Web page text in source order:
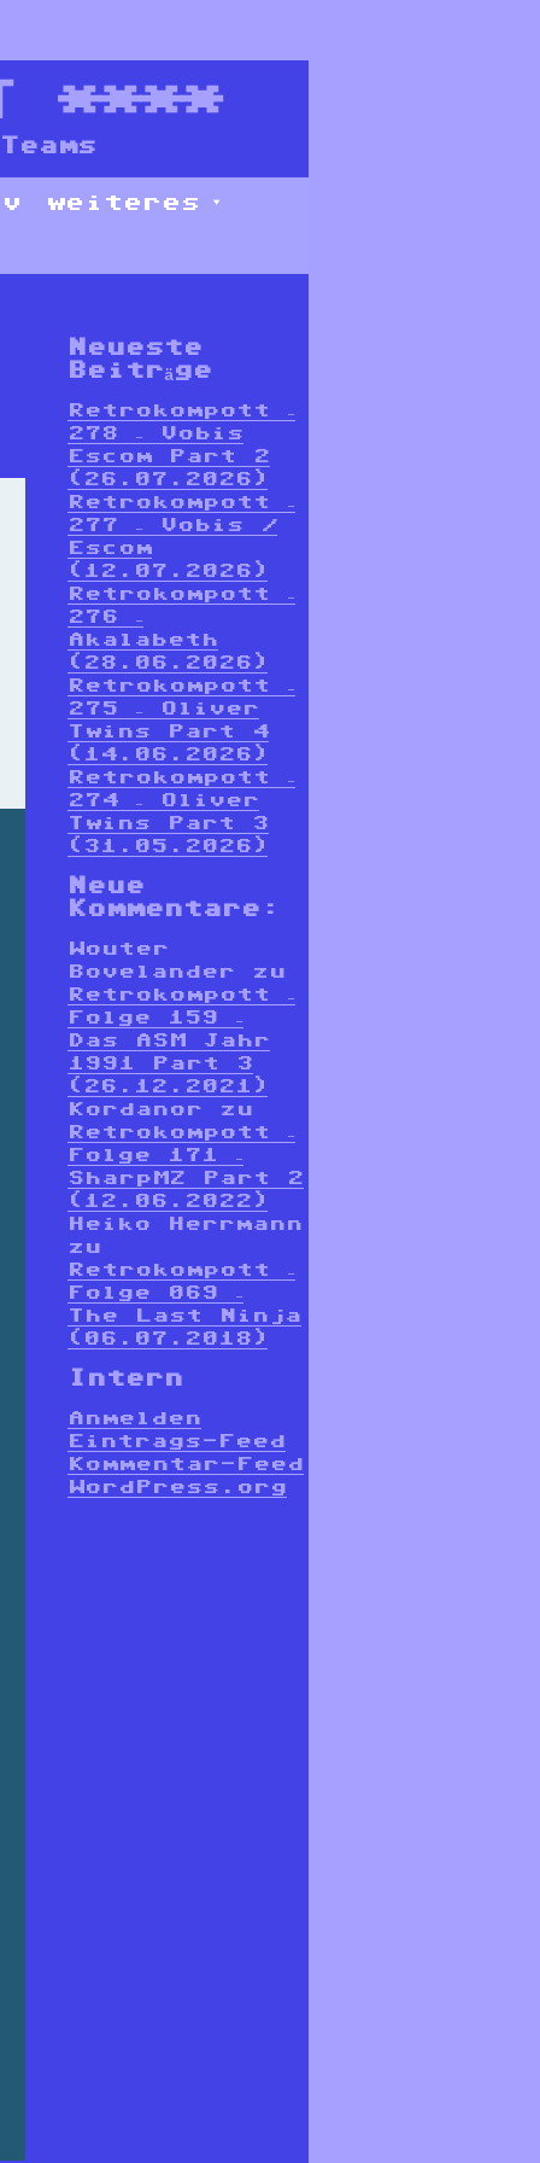
****
weiteres
Neueste
Beiträge
Retrokompott –
278 – Vobis
Escom Part 2
(26.07.2026)
Retrokompott –
277 – Vobis /
Escom
(12.07.2026)
Retrokompott –
276 –
Akalabeth
(28.06.2026)
Retrokompott –
275 – Oliver
Twins Part 4
(14.06.2026)
Retrokompott –
274 – Oliver
Twins Part 3
(31.05.2026)
Neue
Kommentare:
Wouter
Bovelander zu
Retrokompott –
Folge 159 –
Das ASM Jahr
1991 Part 3
(26.12.2021)
Kordanor zu
Retrokompott –
Folge 171 –
SharpMZ Part 2
(12.06.2022)
Heiko Herrmann
zu
Retrokompott –
Folge 069 –
The Last Ninja
(06.07.2018)
Intern
Anmelden
Eintrags-Feed
Kommentar-Feed
WordPress.org